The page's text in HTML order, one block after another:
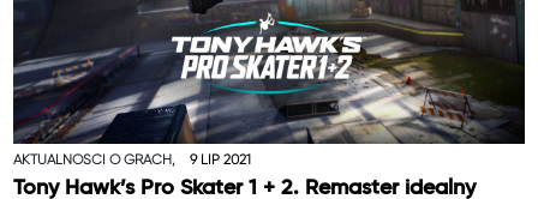
AKTUALNOŚCI O GRACH, 9 LIP 2021
Tony Hawk’s Pro Skater 1 + 2. Remaster idealny